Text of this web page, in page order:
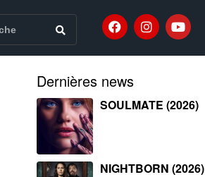
Dernières news
SOULMATE (2026)
NIGHTBORN (2026)